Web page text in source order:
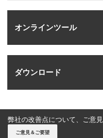
オンラインツール
ダウンロード
弊社の改善点について、ご意
ご意見＆ご要望